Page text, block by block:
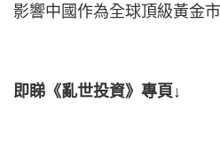
影響中國作為全球頂級黃金
即睇《亂世投資》專頁↓